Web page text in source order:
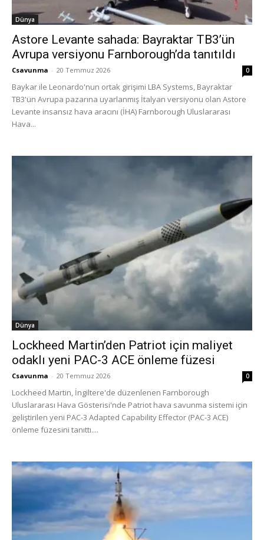
Dünya
Astore Levante sahada: Bayraktar TB3’ün
Avrupa versiyonu Farnborough’da tanıtıldı
Csavunma - 20 Temmuz 2026 0
Baykar ile Leonardo'nun ortak girişimi LBA Systems, Bayraktar
TB3'ün Avrupa pazarına uyarlanmış İtalyan versiyonu olan Astore
Levante insansız hava aracını (İHA) Farnborough Uluslararası
Hava...
Dünya
Lockheed Martin’den Patriot için maliyet
odaklı yeni PAC-3 ACE önleme füzesi
Csavunma - 20 Temmuz 2026 0
Lockheed Martin, İngiltere'de düzenlenen Farnborough
Uluslararası Hava Gösterisi'nde Patriot hava savunma sistemi için
geliştirilen yeni PAC-3 Adapted Capability Effector (PAC-3 ACE)
önleme füzesini tanıttı....